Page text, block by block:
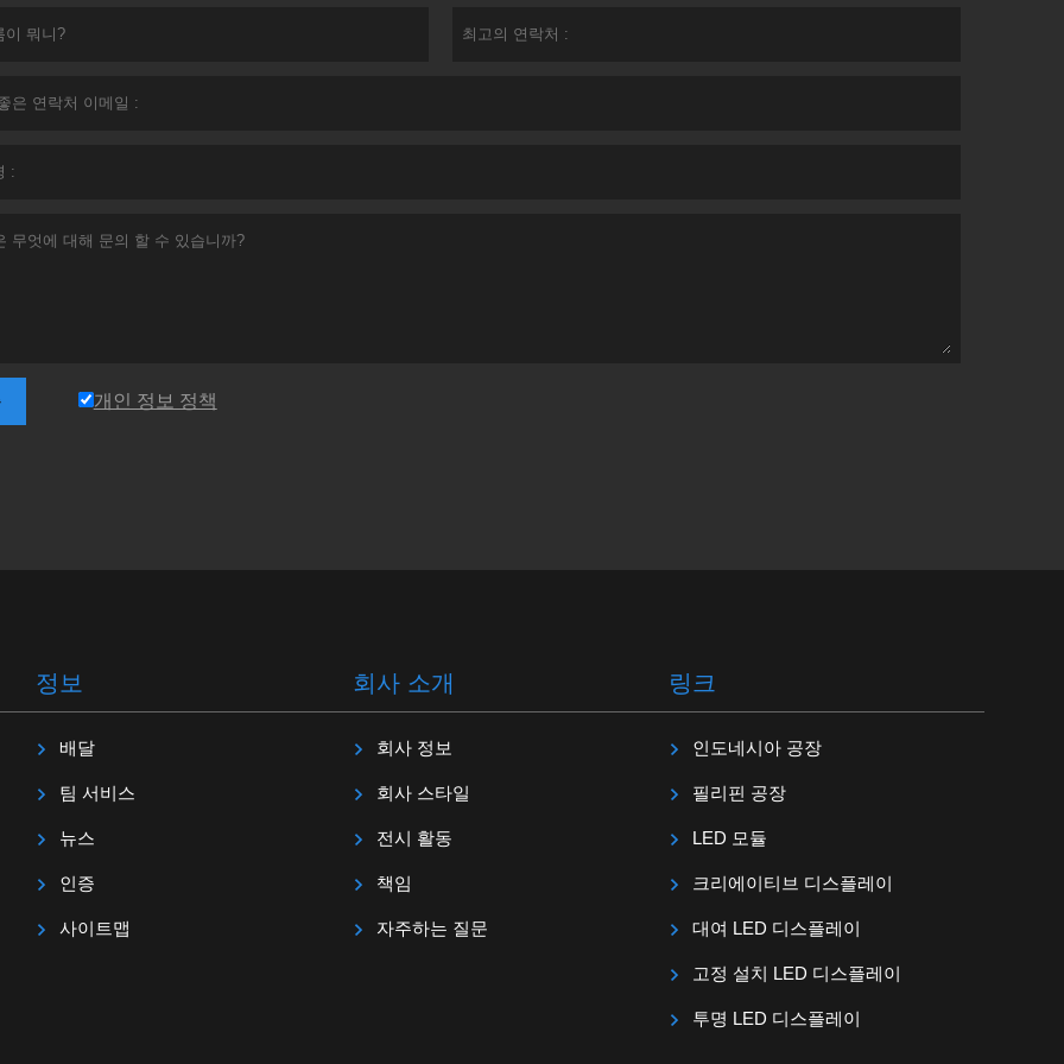
개인 정보 정책
정보
배달
팀 서비스
뉴스
인증
사이트맵
회사 소개
회사 정보
회사 스타일
전시 활동
책임
자주하는 질문
링크
인도네시아 공장
필리핀 공장
LED 모듈
크리에이티브 디스플레이
대여 LED 디스플레이
고정 설치 LED 디스플레이
투명 LED 디스플레이